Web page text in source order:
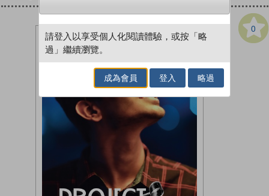
0
請登入以享受個人化閱讀體驗，或按「略
過」繼續瀏覽。
成為會員 登入 略過